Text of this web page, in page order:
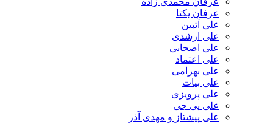
عرفان یکتا
علی آتبین
علی ارشدی
علی اصحابی
علی اعتماد
علی بهرامی
علی بیات
علی پرویزی
علی پی جی
علی پیشتاز و مهدی آذر